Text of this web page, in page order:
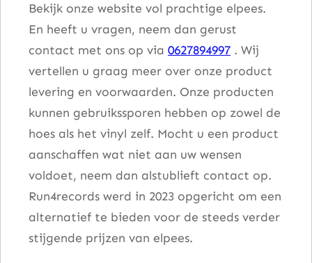
Bekijk onze website vol prachtige elpees.
En heeft u vragen, neem dan gerust
contact met ons op via 0627894997 . Wij
vertellen u graag meer over onze product
levering en voorwaarden. Onze producten
kunnen gebruikssporen hebben op zowel de
hoes als het vinyl zelf. Mocht u een product
aanschaffen wat niet aan uw wensen
voldoet, neem dan alstublieft contact op.
Run4records werd in 2023 opgericht om een
alternatief te bieden voor de steeds verder
stijgende prijzen van elpees.